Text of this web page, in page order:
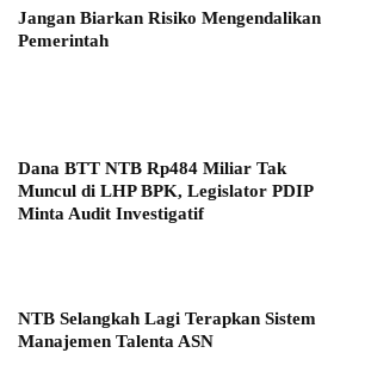
Jangan Biarkan Risiko Mengendalikan
Pemerintah
Dana BTT NTB Rp484 Miliar Tak
Muncul di LHP BPK, Legislator PDIP
Minta Audit Investigatif
NTB Selangkah Lagi Terapkan Sistem
Manajemen Talenta ASN